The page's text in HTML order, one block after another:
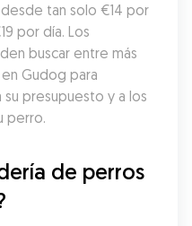
tan solo €14 por
por día. Los
buscar entre más
Gudog para
presupuesto y a los
perro.
de perros